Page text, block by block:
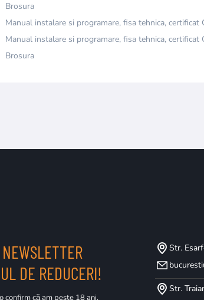
Brosura
Manual instalare si programare, fisa tehnica, certificat
Manual instalare si programare, fisa tehnica, certificat
Brosura
DE REDUCERI!
că am peste 18 ani.
Str.
Str.